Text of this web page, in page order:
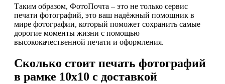
Таким образом, ФотоПочта – это не только сервис
печати фотографий, это ваш надёжный помощник в
мире фотографии, который поможет сохранить самые
дорогие моменты жизни с помощью
высококачественной печати и оформления.
Сколько стоит печать фотографий
в рамке 10х10 с доставкой